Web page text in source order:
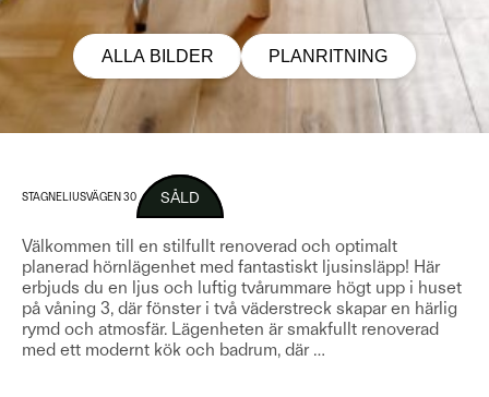
ALLA BILDER PLANRITNING
STAGNELIUSVÄGEN 30 SÅLD
Välkommen till en stilfullt renoverad och optimalt
planerad hörnlägenhet med fantastiskt ljusinsläpp! Här
erbjuds du en ljus och luftig tvårummare högt upp i huset
på våning 3, där fönster i två väderstreck skapar en härlig
rymd och atmosfär. Lägenheten är smakfullt renoverad
med ett modernt kök och badrum, där …